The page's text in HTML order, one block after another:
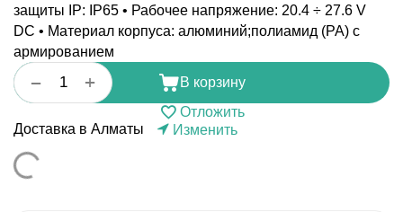
защиты IP: IP65 • Рабочее напряжение: 20.4 ÷ 27.6 V
DC • Материал корпуса: алюминий;полиамид (PA) с
армированием
+
−
В корзину
Отложить
Доставка в Алматы
Изменить